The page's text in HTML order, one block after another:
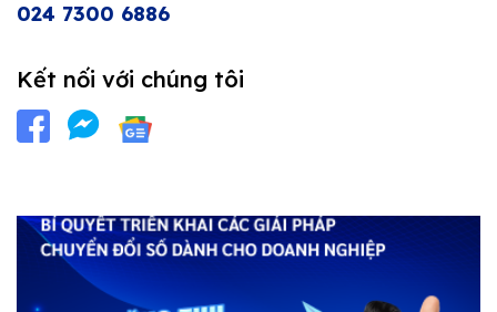
024 7300 6886
Kết nối với chúng tôi